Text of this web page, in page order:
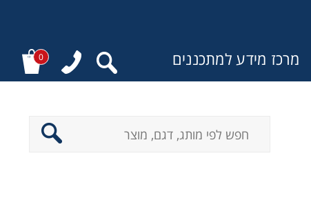
מרכז מידע למתכננים 0